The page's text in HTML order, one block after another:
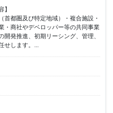
】
首都圏及び特定地域）・複合施設・
・商社やデベロッパー等の共同事業
開発推進、初期リーシング、管理、
せします。...